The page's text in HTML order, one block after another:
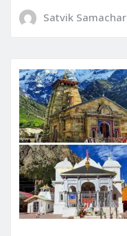
Satvik Samachar